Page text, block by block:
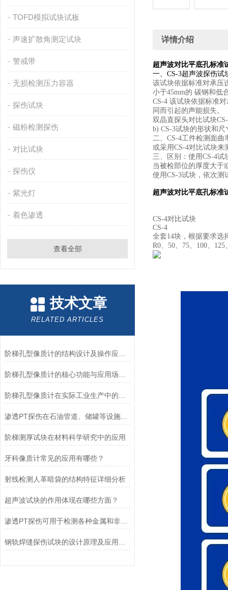
TOFD模拟试块试板
声速扩散角测定试块
警戒带
无损检测压力容器
探伤试块
磁粉检测探伤
对比试块
探伤仪
紫光灯
着色渗透
查看全部
技术文章
RELATED ARTICLES
渗透PT探伤在石油管道、储罐等设施的检修中的应用
阶梯测厚试块在材料科学研究中的应用
牙科像质计常见的应用有哪些？
射线检测人革暗袋的结构特征详细分析
超声波试块的作用体现在哪些方面？
渗透PT探伤可用于检测各种金属和非金属材料
详情介绍
超声波对比平底孔标准
一、CS-3超声波探伤试
该试块依据标准对承压
小于45mm的 碳钢和低
CS-4 该试块依据标准
同而引起的声能损失。
双晶直探头对比试块
b) CS-3试块的形状和尺
二、CS-4工件检测面曲
或采用CS-4对比试块来
三、区别：使用CS-4试
当被检部位的厚度大于
使用CS-3试块，依次测
超声波对比平底孔标准
CS-4对比试块
CS-4
全套14块，根据要求选
R0、50、75、100、125